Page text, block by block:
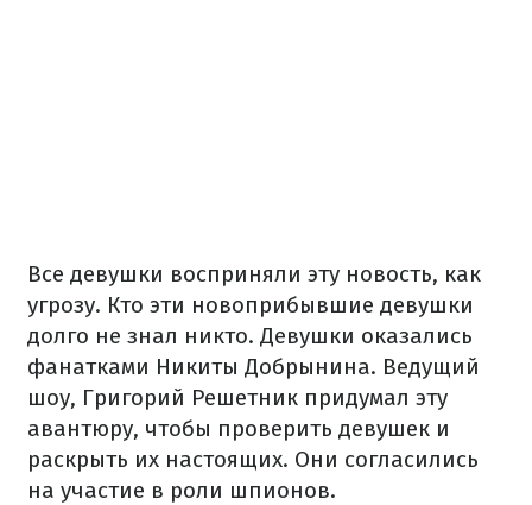
Все девушки восприняли эту новость, как
угрозу. Кто эти новоприбывшие девушки
долго не знал никто. Девушки оказались
фанатками Никиты Добрынина. Ведущий
шоу, Григорий Решетник придумал эту
авантюру, чтобы проверить девушек и
раскрыть их настоящих. Они согласились
на участие в роли шпионов.